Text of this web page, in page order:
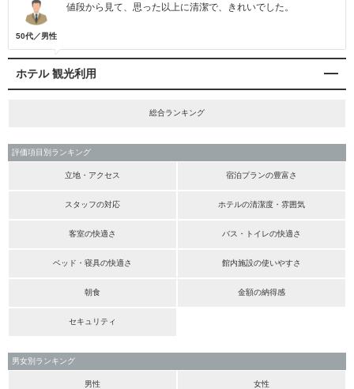
50代／男性
値段から見て、思った以上に清潔で、きれいでした。
ホテル 観光利用
総合ランキング
評価項目別ランキング
立地・アクセス 宿泊プランの豊富さ
スタッフの対応 ホテルの清潔度・雰囲気
客室の快適さ バス・トイレの快適さ
ベッド・寝具の快適さ 館内施設の使いやすさ
朝食 金額の納得感
セキュリティ
男女別ランキング
男性 女性